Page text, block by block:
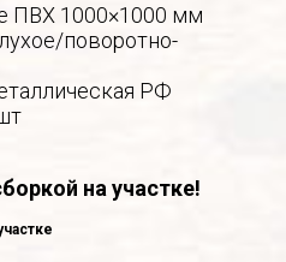
ПВХ 1000×1000 мм
поворотно-
РФ
на участке!